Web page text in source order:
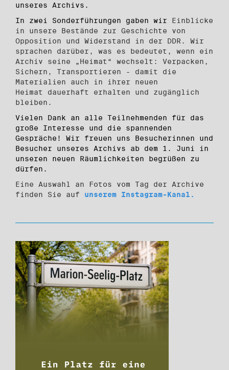
unseres Archivs.
In zwei Sonderführungen gaben wir Einblicke
in unsere Bestände zur Geschichte von
Opposition und Widerstand in der DDR. Wir
sprachen darüber, was es bedeutet, wenn ein
Archiv seine „Heimat“ wechselt: Verpacken,
Sichern, Transportieren - damit die
Materialien auch in ihrer neuen
Heimat dauerhaft erhalten und zugänglich
bleiben.
Vielen Dank an alle Teilnehmenden für das
große Interesse und die spannenden
Gespräche! Wir freuen uns Besucherinnen und
Besucher unseres Archivs ab dem 1. Juni in
unseren neuen Räumlichkeiten begrüßen zu
dürfen.
Eine Auswahl an Fotos vom Tag der Archive
finden Sie auf unserem Instagram-Kanal.